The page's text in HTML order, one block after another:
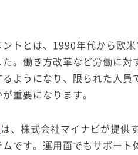
ントとは、1990年代から欧
た。働き方改革など労働に
ようになり、限られた人
重要になります。
は、株式会社マイナビが提供
ムです。運用面でもサポー